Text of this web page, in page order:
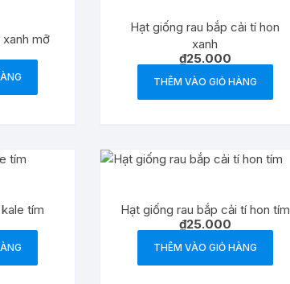
mỡ
Hạt giống rau bắp cải tí hon
xanh
₫25.000
THÊM VÀO GIỎ HÀNG
tím
Hạt giống rau bắp cải tí hon tím
₫25.000
THÊM VÀO GIỎ HÀNG